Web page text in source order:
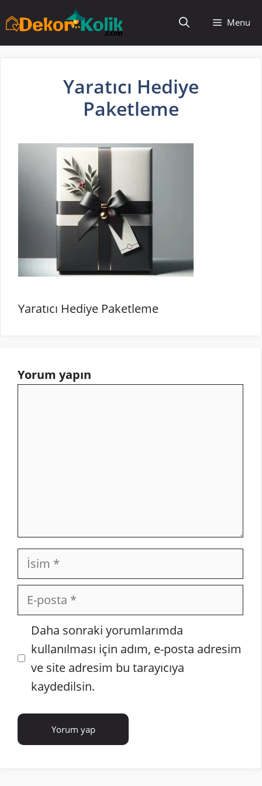
atla
Menu
Yaratıcı Hediye
Paketleme
Yaratıcı Hediye Paketleme
Yorum yapın
İsim
posta
İnternet
sitesi
Daha sonraki yorumlarımda
kullanılması için adım, e-posta adresim
ve site adresim bu tarayıcıya
kaydedilsin.